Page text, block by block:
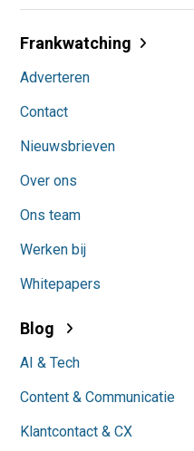
Frankwatching
Adverteren
Contact
Nieuwsbrieven
Over ons
Ons team
Werken bij
Whitepapers
Blog
AI & Tech
Content & Communicatie
Klantcontact & CX